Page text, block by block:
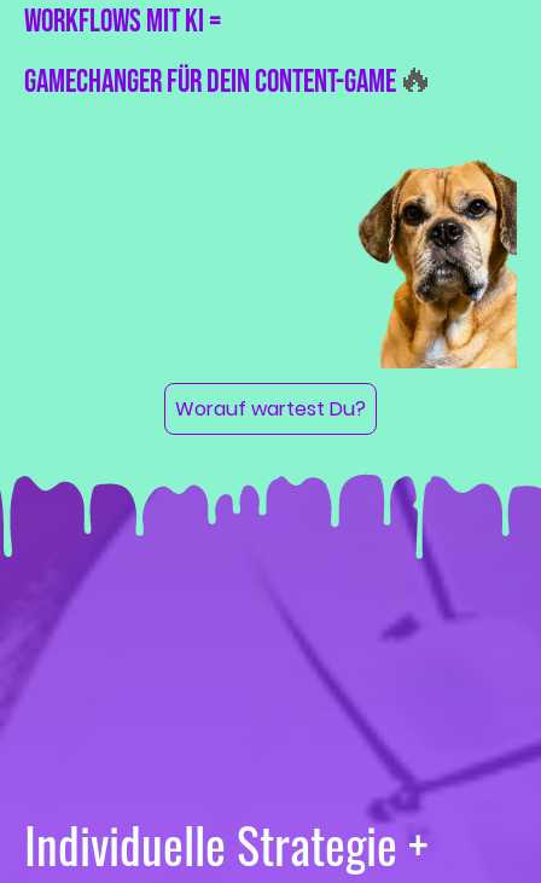
Workflows mit KI =
Gamechanger für dein Content-Game🔥
Worauf wartest Du?
Individuelle Strategie +